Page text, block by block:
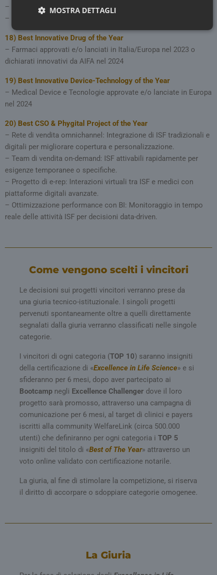
– Progetti di Gender Equality
– Progetti rivolti alla Diversity&Inclusion
18) Best Innovative Drug of the Year
– Farmaci approvati e/o lanciati in Italia/Europa nel 2023 o
dichiarati innovativi da AIFA nel 2024
19) Best Innovative Device-Technology of the Year
– Medical Device e Tecnologie approvate e/o lanciate in Europa
nel 2024
20) Best CSO & Phygital Project of the Year
– Rete di vendita omnichannel: Integrazione di ISF tradizionali e
digitali per migliorare copertura e personalizzazione.
– Team di vendita on-demand: ISF attivabili rapidamente per
esigenze temporanee o specifiche.
– Progetto di e-rep: Interazioni virtuali tra ISF e medici con
piattaforme digitali avanzate.
– Ottimizzazione performance con BI: Monitoraggio in tempo
reale delle attività ISF per decisioni data-driven.
Come vengono scelti i vincitori
Le decisioni sui progetti vincitori verranno prese da
una giuria tecnico-istituzionale. I singoli progetti
pervenuti spontaneamente oltre a quelli direttamente
segnalati dalla giuria verranno classificati nelle singole
categorie.
I vincitori di ogni categoria (TOP 10) saranno insigniti
della certificazione di «Excellence in Life Science» e si
sfideranno per 6 mesi, dopo aver partecipato ai
Bootcamp negli Excellence Challenger dove il loro
progetto sarà promosso, attraverso una campagna di
comunicazione per 6 mesi, al target di clinici e payers
iscritti alla community WelfareLink (circa 500.000
utenti) che definiranno per ogni categoria i TOP 5
insigniti del titolo di «Best of The Year» attraverso un
voto online validato con certificazione notarile.
La giuria, al fine di stimolare la competizione, si riserva
il diritto di accorpare o sdoppiare categorie omogenee.
La Giuria
MOSTRA DETTAGLI
Necessari Marketing
sito web abilitandone funzionalità di base quali la
navigazione sulle pagine e l'accesso alle aree protette
del sito. Il sito web non è in grado di funzionare
correttamente senza questi cookie.
NOME
FORNITORE /
DOMINIO
_ga_02W55TQLH1 .quotidianosanita.it
1 anno 1
tv.quotidianosanita.it
da
tracking-sites-
ironfish-tracking-
enable
tv.quotidianosanita.it
4
settimane
2 giorni
Corporation
.tv.quotidianosanita.it